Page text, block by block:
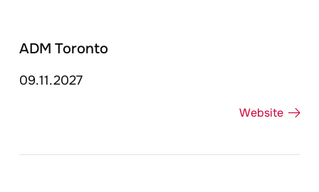
ADM Toronto
09.11.2027
Website